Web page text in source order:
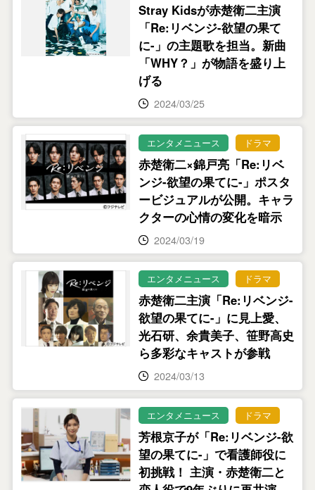
Stray Kidsが赤楚衛二主演
「Re:リベンジ-欲望の果て
に-」の主題歌を担当。新曲
「WHY？」が物語を盛り上
げる
2024/03/25
エンタメニュース ドラマ
赤楚衛二×錦戸亮「Re:リベ
ンジ-欲望の果てに-」ポスタ
ービジュアルが公開。キャラ
クターの心情の変化を暗示
2024/03/19
エンタメニュース ドラマ
赤楚衛二主演「Re:リベンジ-
欲望の果てに-」に見上愛、
光石研、余貴美子、笹野高史
ら多彩なキャストが参戦
2024/03/13
エンタメニュース ドラマ
芳根京子が「Re:リベンジ-欲
望の果てに-」で看護師役に
初挑戦！ 主演・赤楚衛二と